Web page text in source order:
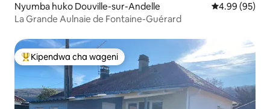
Nyumba huko Douville-sur-Andelle Ukadiriaji wa
4.99 (95)
La Grande Aulnaie de Fontaine-Guérard
Kipendwa maarufu cha wageni
Kipendwa cha wageni